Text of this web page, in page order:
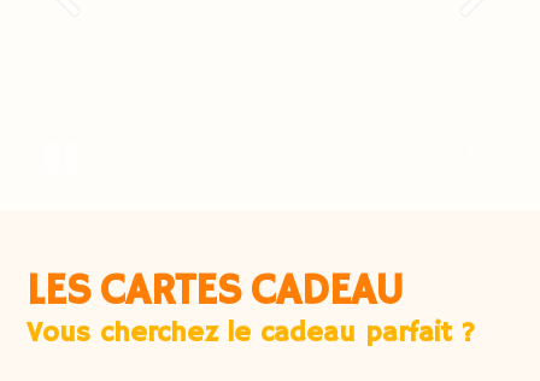
LES CARTES CADEAU
Vous cherchez le cadeau parfait ?